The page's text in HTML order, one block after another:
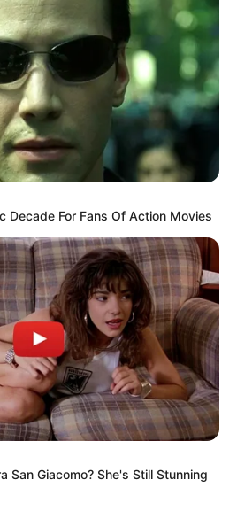
Decade For Fans Of Action Movies
San Giacomo? She's Still Stunning